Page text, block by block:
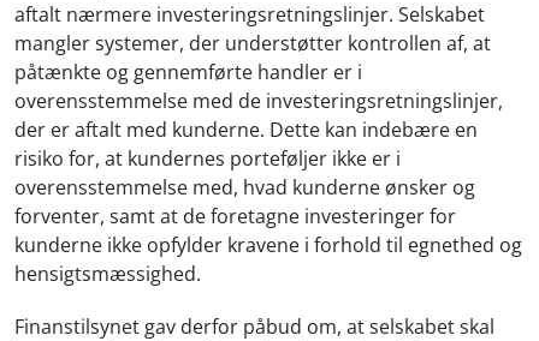
aftalt nærmere investeringsretningslinjer. Selskabet
mangler systemer, der understøtter kontrollen af, at
påtænkte og gennemførte handler er i
overensstemmelse med de investeringsretningslinjer,
der er aftalt med kunderne. Dette kan indebære en
risiko for, at kundernes porteføljer ikke er i
overensstemmelse med, hvad kunderne ønsker og
forventer, samt at de foretagne investeringer for
kunderne ikke opfylder kravene i forhold til egnethed og
hensigtsmæssighed.
Finanstilsynet gav derfor påbud om, at selskabet skal